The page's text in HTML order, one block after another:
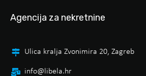
Agencija za nekretnine
Ulica kralja Zvonimira 20, Zagreb
info@libela.hr